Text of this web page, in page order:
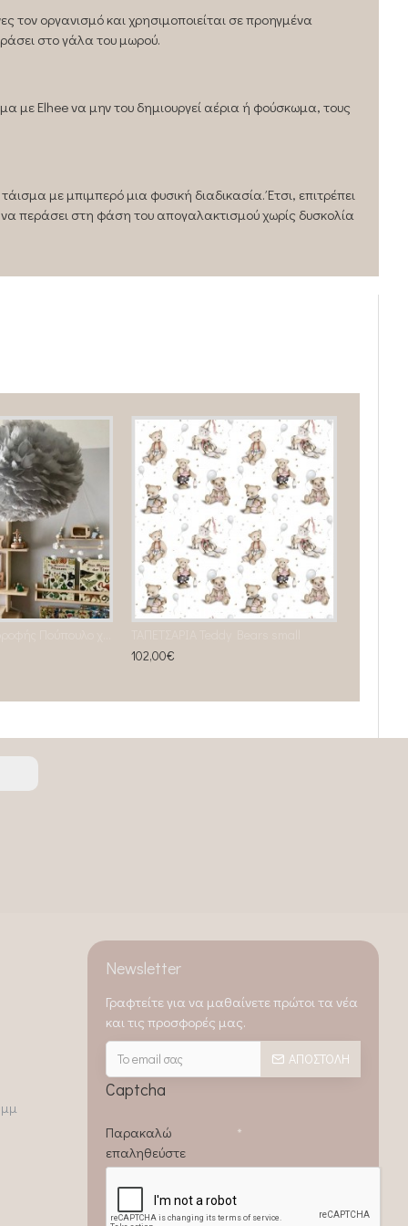
τον οργανισμό και χρησιμοποιείται σε προηγμένα
στο γάλα του μωρού.
με Elhee να μην του δημιουργεί αέρια ή φούσκωμα, τους
με μπιμπερό μια φυσική διαδικασία. Έτσι, επιτρέπει
περάσει στη φάση του απογαλακτισμού χωρίς δυσκολία
102,00€
Newsletter
Γραφτείτε για να μαθαίνετε πρώτοι τα νέα
και τις προσφορές μας.
ΑΠΟΣΤΟΛΉ
Captcha
Παρακαλώ
επαληθεύστε